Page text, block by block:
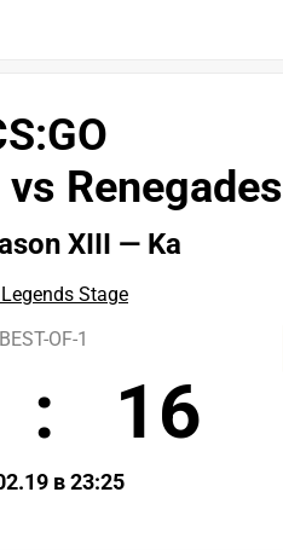
vs Renegades
XIII — Ka
Stage
BEST-OF-1
: 16
в 23:25